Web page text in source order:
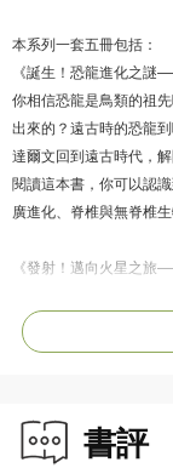
本系列一套五冊包括：
《誕生！恐龍進化之謎
你相信恐龍是鳥類的祖
出來的？遠古時的恐龍
達爾文回到遠古時代，
閱讀這本書，你可以認
廣進化、脊椎與無脊椎生
《發射！邁向火星之旅
飛沖天？火箭靠什麼來
去追逐火星的軌跡！
《細胞分裂！解構DNA
書評